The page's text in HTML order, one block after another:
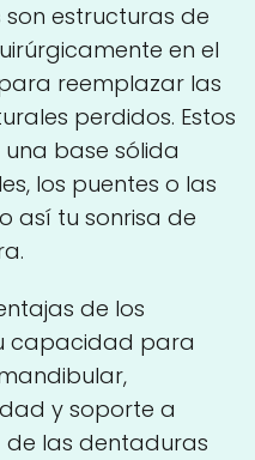
son estructuras de
en el
reemplazar las
perdidos. Estos
base sólida
los puentes o las
así tu sonrisa de
de los
capacidad para
y soporte a
de las dentaduras